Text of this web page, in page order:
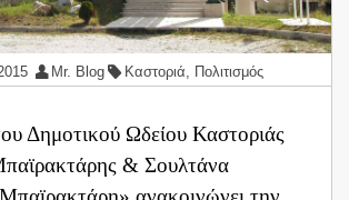
Mr. Blog Καστοριά Πολιτισμός
Δημοτικού Ωδείου Καστοριάς
& Σουλτάνα